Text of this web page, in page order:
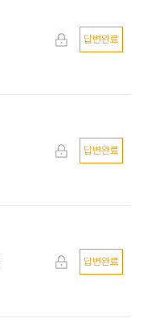
답변완료
답변완료
답변완료